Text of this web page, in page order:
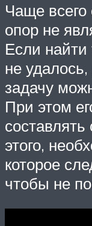
Чаще
опор не
Если
не
задачу
При этом
этого,
которое
чтобы не